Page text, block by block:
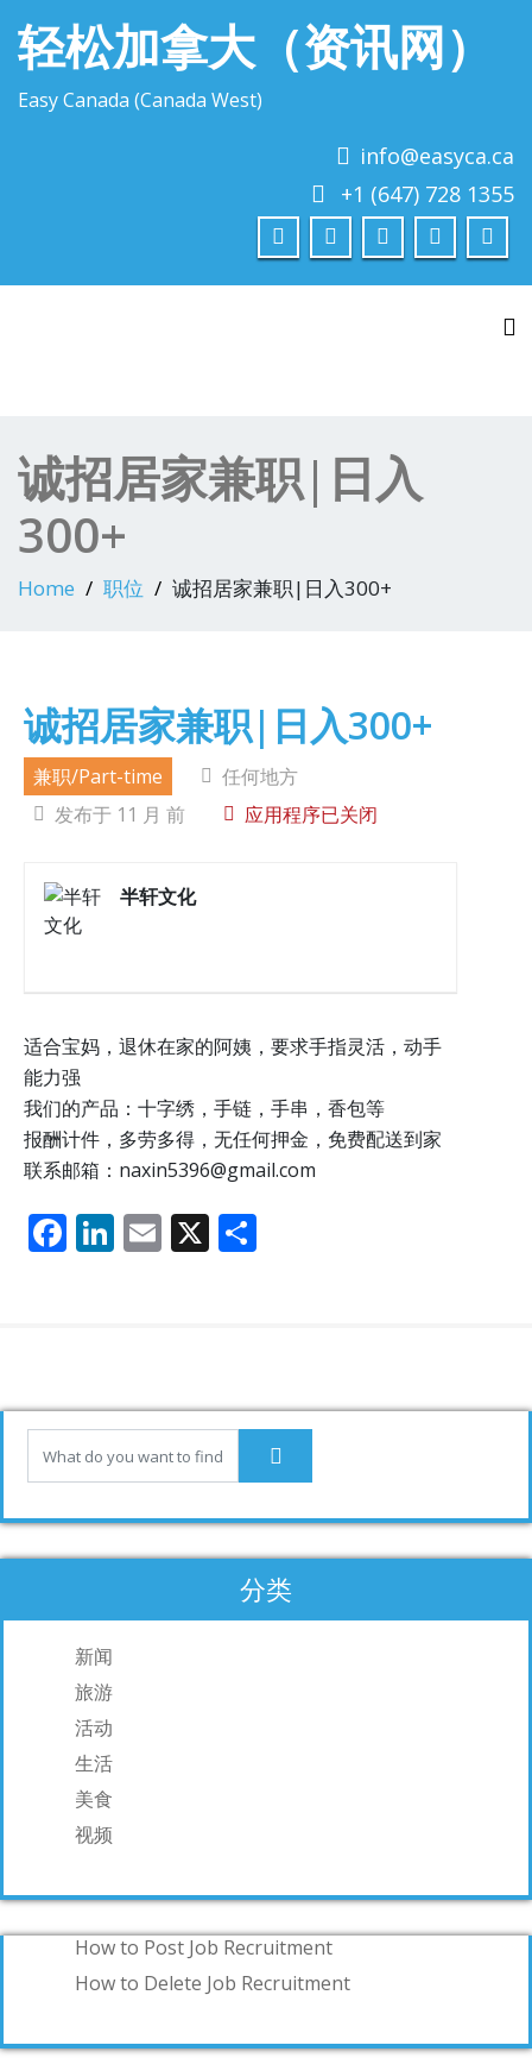
轻松加拿大（资讯网）
Easy Canada (Canada West)
info@easyca.ca
+1 (647) 728 1355
诚招居家兼职|日入
300+
Home 职位 诚招居家兼职|日入300+
诚招居家兼职|日入300+
兼职/Part-time
任何地方
发布于 11 月 前
应用程序已关闭
半轩文化
适合宝妈，退休在家的阿姨，要求手指灵活，动手
能力强
我们的产品：十字绣，手链，手串，香包等
报酬计件，多劳多得，无任何押金，免费配送到家
联系邮箱：naxin5396@gmail.com
F
o
k
Li
n
E X
分类
新闻
旅游
活动
生活
美食
视频
How to Post Job Recruitment
How to Delete Job Recruitment